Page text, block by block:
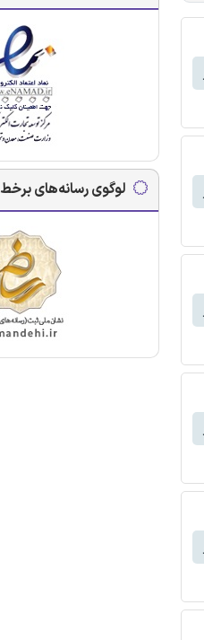
لوگوی رسانه‌های برخط